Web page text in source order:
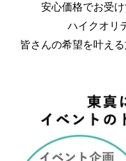
安心価格でお受
ハイクオリ
皆さんの希望を叶え